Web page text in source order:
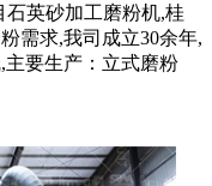
石英砂加工磨粉机,桂
需求,我司成立30余年,
要生产：立式磨粉